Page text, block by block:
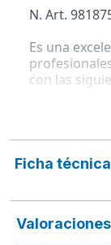
N. Art.
Es una
con las
Regla de
Compás
hace ideal
Ficha técnica